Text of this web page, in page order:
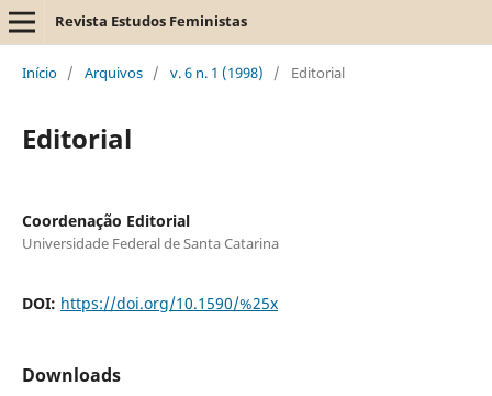
Revista Estudos Feministas
Início / Arquivos / v. 6 n. 1 (1998) / Editorial
Editorial
Coordenação Editorial
Universidade Federal de Santa Catarina
DOI: https://doi.org/10.1590/%25x
Downloads